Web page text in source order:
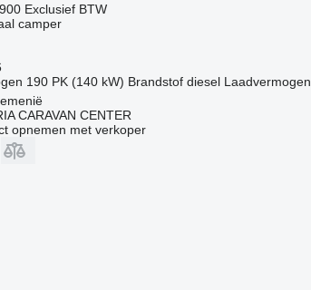
Exclusief BTW
camper
190 PK (140 kW) Brandstof diesel Laadvermogen
CARAVAN CENTER
opnemen met verkoper